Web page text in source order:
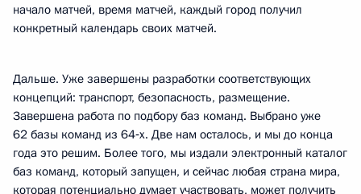
начало матчей, время матчей, каждый город получил
конкретный календарь своих матчей.
Дальше. Уже завершены разработки соответствующих
концепций: транспорт, безопасность, размещение.
Завершена работа по подбору баз команд. Выбрано уже
62 базы команд из 64‑х. Две нам осталось, и мы до конца
года это решим. Более того, мы издали электронный каталог
баз команд, который запущен, и сейчас любая страна мира,
которая потенциально думает участвовать, может получить